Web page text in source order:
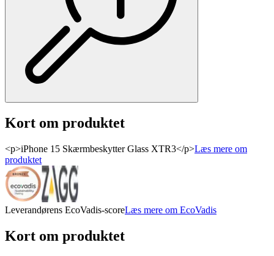
Kort om produktet
<p>iPhone 15 Skærmbeskytter Glass XTR3</p>Læs mere om
produktet
Leverandørens EcoVadis-scoreLæs mere om EcoVadis
Kort om produktet